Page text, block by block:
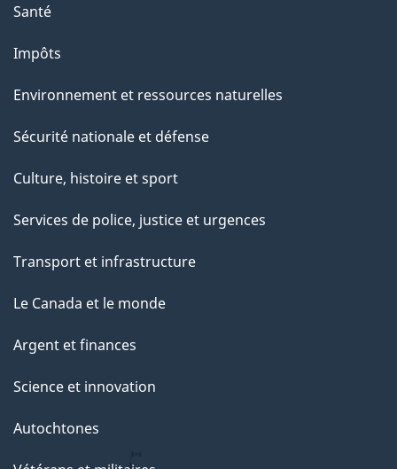
Santé
Impôts
Environnement et ressources naturelles
Sécurité nationale et défense
Culture, histoire et sport
Services de police, justice et urgences
Transport et infrastructure
Le Canada et le monde
Argent et finances
Science et innovation
Autochtones